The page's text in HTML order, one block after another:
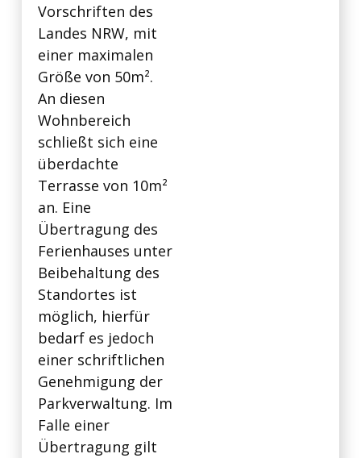
Vorschriften des
Landes NRW, mit
einer maximalen
Größe von 50m².
An diesen
Wohnbereich
schließt sich eine
überdachte
Terrasse von 10m²
an. Eine
Übertragung des
Ferienhauses unter
Beibehaltung des
Standortes ist
möglich, hierfür
bedarf es jedoch
einer schriftlichen
Genehmigung der
Parkverwaltung. Im
Falle einer
Übertragung gilt